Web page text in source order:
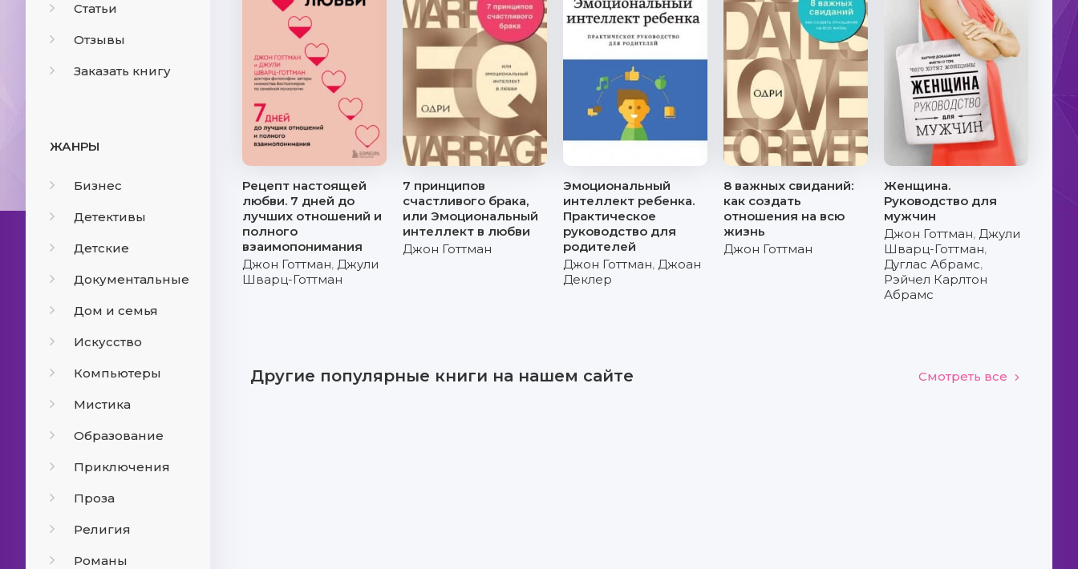
Статьи
Отзывы
Заказать книгу
ЖАНРЫ
Бизнес
Детективы
Детские
Документальные
Дом и семья
Искусство
Компьютеры
Мистика
Образование
Приключения
Проза
Религия
Романы
Рецепт настоящей
любви. 7 дней до
лучших отношений и
полного
взаимопонимания
Джон Готтман, Джули
Шварц-Готтман
7 принципов
счастливого брака,
или Эмоциональный
интеллект в любви
Джон Готтман
Эмоциональный
интеллект ребенка.
Практическое
руководство для
родителей
Джон Готтман, Джоан
Деклер
8 важных свиданий:
как создать
отношения на всю
жизнь
Джон Готтман
Женщина.
Руководство для
мужчин
Джон Готтман, Джули
Шварц-Готтман,
Дуглас Абрамс,
Рэйчел Карлтон
Абрамс
Другие популярные книги на нашем сайте Смотреть все